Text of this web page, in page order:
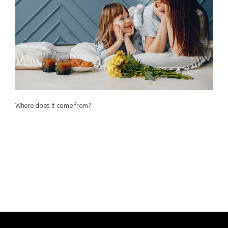
Where does it come from?